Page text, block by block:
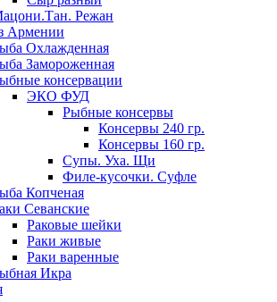
Режан
Армении
Охлажденная
Замороженная
консервации
ЭКО ФУД
Рыбные консервы
Консервы 240 гр.
Консервы 160 гр.
Супы. Уха. Щи
Филе-кусочки. Суфле
Копченая
Севанские
Раковые шейки
Раки живые
Раки варенные
Икра